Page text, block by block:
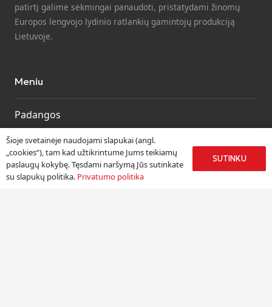
patirtį galime sėkmingai panaudoti, pristatydami žinomų
Europos lengvojo lydinio ratlankių gamintojų produkciją
Lietuvoje.
Meniu
Padangos
Ratlankiai
Kitos prekės
Paslaugos
Šioje svetainėje naudojami slapukai (angl.
„cookies“), tam kad užtikrintume Jums teikiamų
paslaugų kokybę. Tęsdami naršymą Jūs sutinkate
su slapukų politika. Privatumo politika
SUTINKU